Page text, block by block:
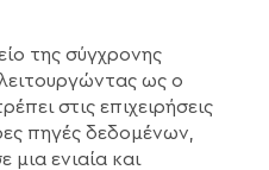
της σύγχρονης
ως ο
στις επιχειρήσεις
πηγές δεδομένων,
μια ενιαία και